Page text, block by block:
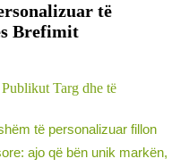
të
Brefimit
Targ dhe të
të personalizuar fillon
ajo që bën unik markën,